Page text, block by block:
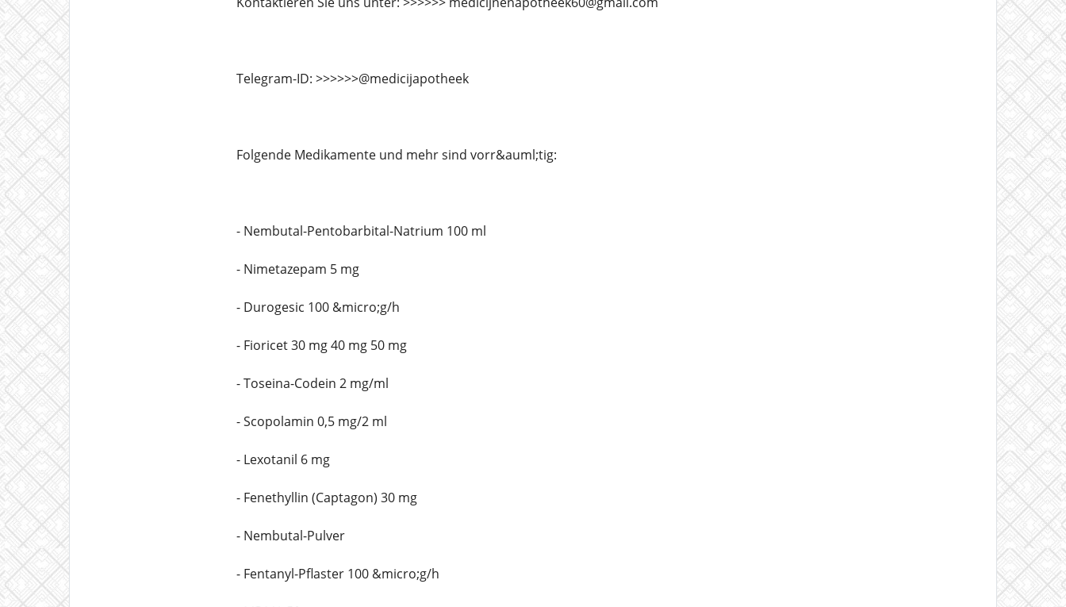
Telegram-ID: >>>>>>@medicijapotheek
Folgende Medikamente und mehr sind vorr&auml;tig:
- Nembutal-Pentobarbital-Natrium 100 ml
- Nimetazepam 5 mg
- Durogesic 100 &micro;g/h
- Fioricet 30 mg 40 mg 50 mg
- Toseina-Codein 2 mg/ml
- Scopolamin 0,5 mg/2 ml
- Lexotanil 6 mg
- Fenethyllin (Captagon) 30 mg
- Nembutal-Pulver
- Fentanyl-Pflaster 100 &micro;g/h